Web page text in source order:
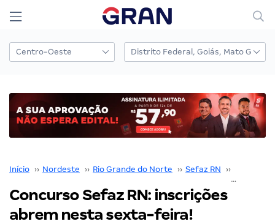
Início ›› Nordeste ›› Rio Grande do Norte ›› Sefaz RN ››
Concurso Sefaz RN: inscrições
abrem nesta sexta-feira!